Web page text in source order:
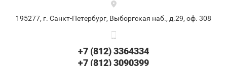
195277, г. Санкт-Петербург, Выборгская наб., д.29, оф. 308
+7 (812) 3364334
+7 (812) 3090399